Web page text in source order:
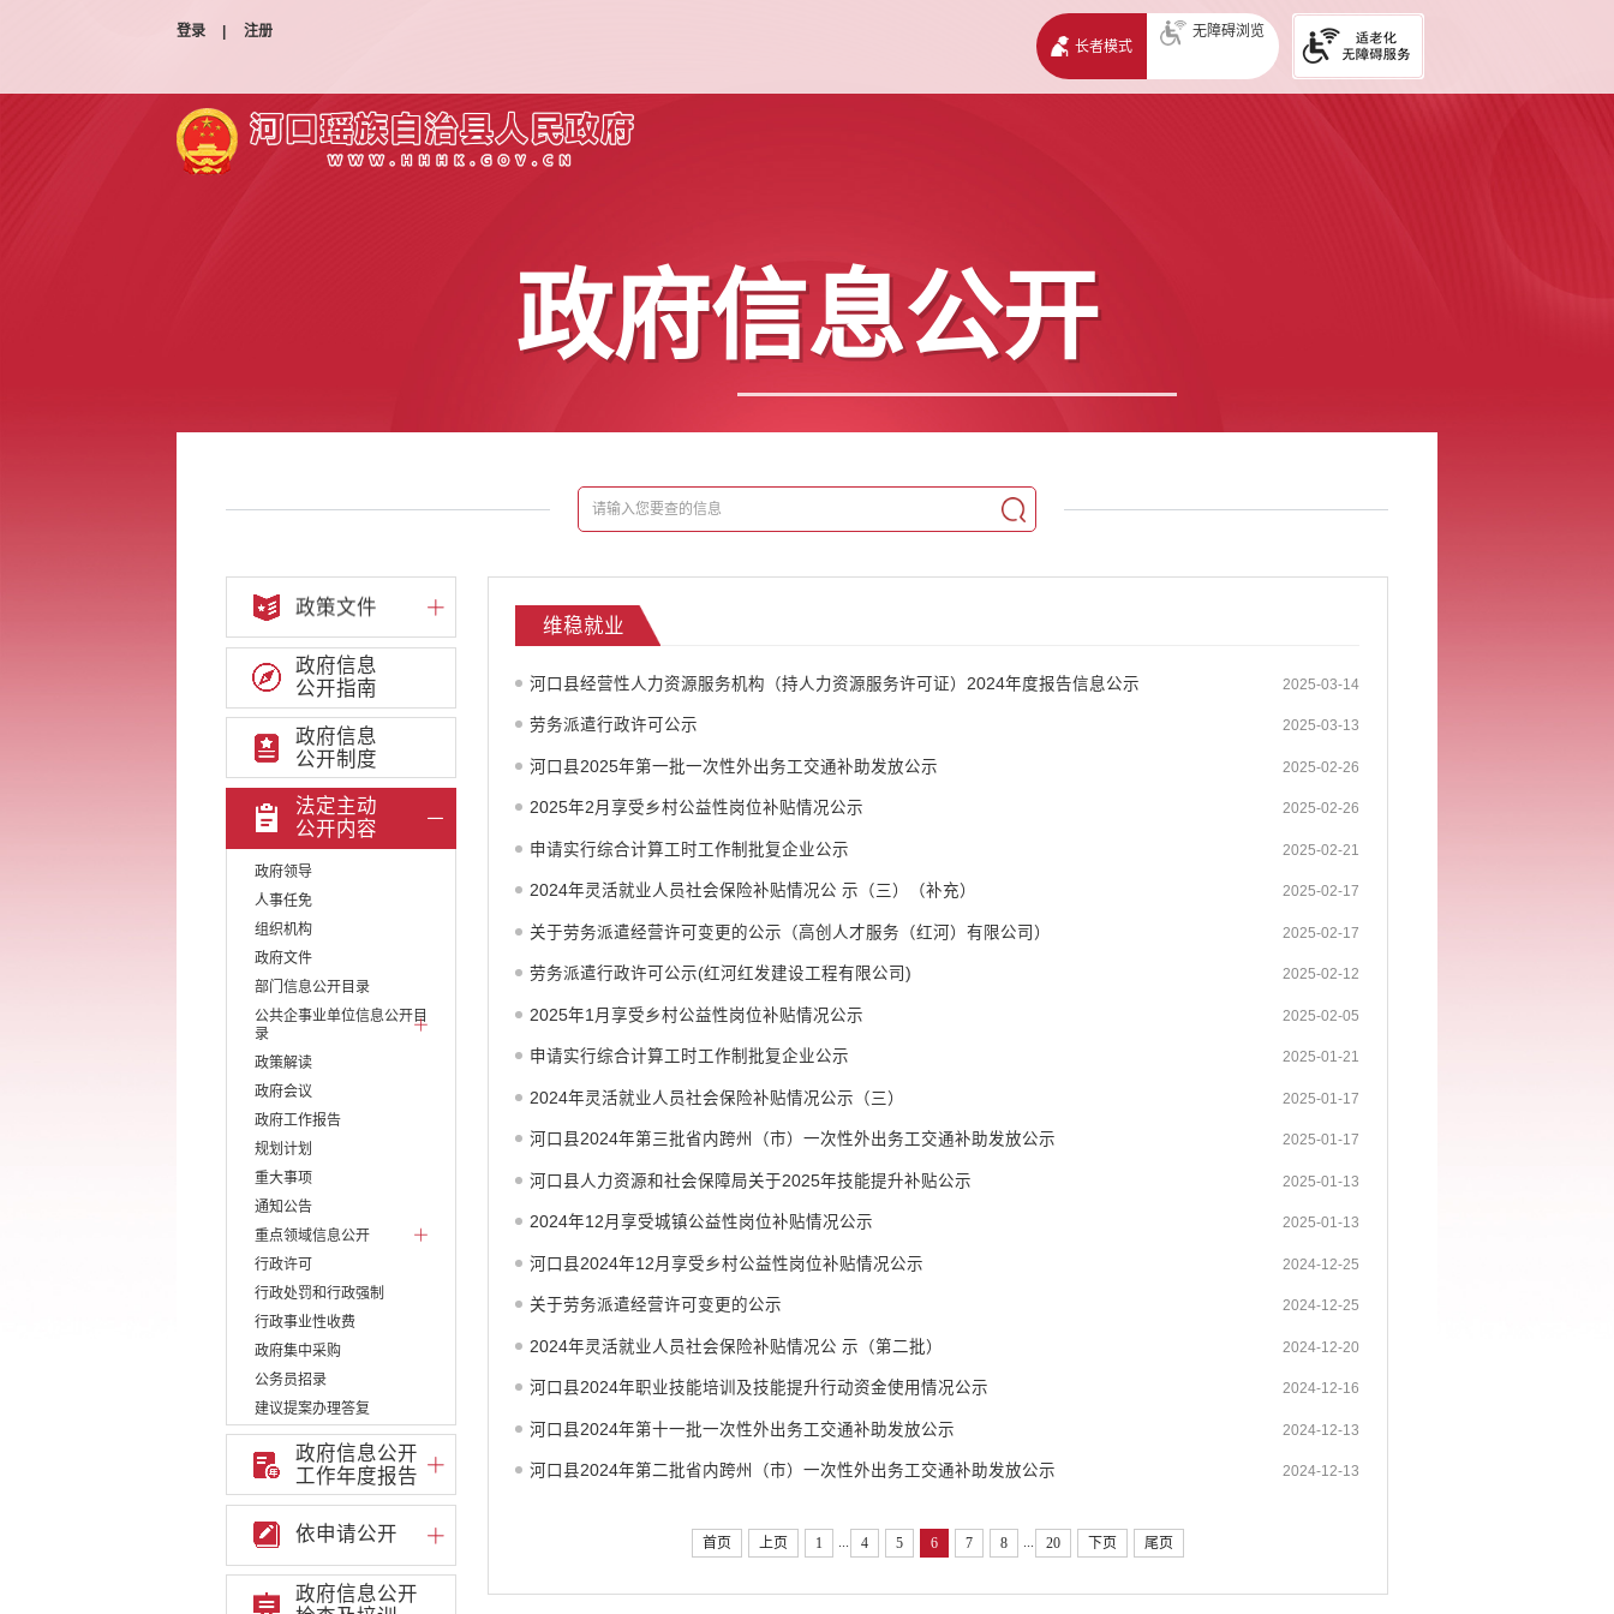
登录
注册
长者模式
无障碍浏览
政府信息公开
政策文件
政府信息
公开指南
政府信息
公开制度
法定主动
公开内容
政府领导
人事任免
组织机构
政府文件
部门信息公开目录
公共企事业单位信息公开目
录
政策解读
政府会议
政府工作报告
规划计划
重大事项
通知公告
重点领域信息公开
行政许可
行政处罚和行政强制
行政事业性收费
政府集中采购
公务员招录
建议提案办理答复
减税降费
重大决策
财政资金直达基层
维稳就业
乡村振兴
养老服务
生态环境
政府信息公开
工作年度报告
依申请公开
政府信息公开
维稳就业
河口县经营性人力资源服务机构（持人力资源服务许可证）2024年度报告信息公示 2025-03-14
劳务派遣行政许可公示 2025-03-13
河口县2025年第一批一次性外出务工交通补助发放公示 2025-02-26
2025年2月享受乡村公益性岗位补贴情况公示 2025-02-26
申请实行综合计算工时工作制批复企业公示 2025-02-21
2024年灵活就业人员社会保险补贴情况公 示（三）（补充） 2025-02-17
关于劳务派遣经营许可变更的公示（高创人才服务（红河）有限公司） 2025-02-17
劳务派遣行政许可公示(红河红发建设工程有限公司) 2025-02-12
2025年1月享受乡村公益性岗位补贴情况公示 2025-02-05
申请实行综合计算工时工作制批复企业公示 2025-01-21
2024年灵活就业人员社会保险补贴情况公示（三） 2025-01-17
河口县2024年第三批省内跨州（市）一次性外出务工交通补助发放公示 2025-01-17
河口县人力资源和社会保障局关于2025年技能提升补贴公示 2025-01-13
2024年12月享受城镇公益性岗位补贴情况公示 2025-01-13
河口县2024年12月享受乡村公益性岗位补贴情况公示 2024-12-25
关于劳务派遣经营许可变更的公示 2024-12-25
2024年灵活就业人员社会保险补贴情况公 示（第二批） 2024-12-20
河口县2024年职业技能培训及技能提升行动资金使用情况公示 2024-12-16
河口县2024年第十一批一次性外出务工交通补助发放公示 2024-12-13
河口县2024年第二批省内跨州（市）一次性外出务工交通补助发放公示 2024-12-13
首页 上页 1 ... 4 5 6 7 8 ... 20 下页 尾页